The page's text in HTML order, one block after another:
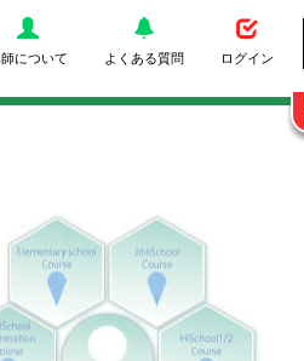
について よくある質問 ログイン